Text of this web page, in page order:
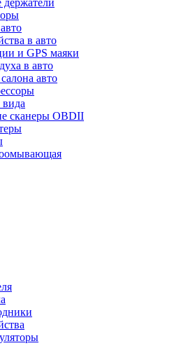
в авто
и GPS маяки
в авто
авто
сканеры OBDII